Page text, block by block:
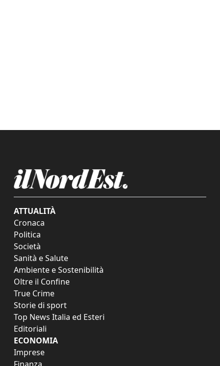
ATTUALITÀ
Cronaca
Politica
Società
Sanità e Salute
Ambiente e Sostenibilità
Oltre il Confine
True Crime
Storie di sport
Top News Italia ed Esteri
Editoriali
ECONOMIA
Imprese